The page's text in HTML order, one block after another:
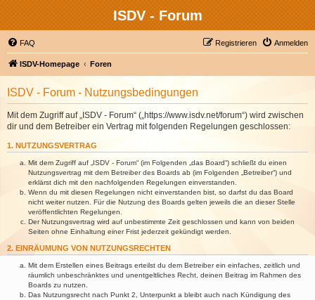
ISDV - Forum
FAQ Anmelden
Registrieren
ISDV-Homepage Foren
ISDV - Forum - Nutzungsbedingungen
Mit dem Zugriff auf „ISDV - Forum“ („https://www.isdv.net/forum“) wird zwischen
dir und dem Betreiber ein Vertrag mit folgenden Regelungen geschlossen:
1. NUTZUNGSVERTRAG
Mit dem Zugriff auf „ISDV - Forum“ (im Folgenden „das Board“) schließt du einen
Nutzungsvertrag mit dem Betreiber des Boards ab (im Folgenden „Betreiber“) und
erklärst dich mit den nachfolgenden Regelungen einverstanden.
Wenn du mit diesen Regelungen nicht einverstanden bist, so darfst du das Board
nicht weiter nutzen. Für die Nutzung des Boards gelten jeweils die an dieser Stelle
veröffentlichten Regelungen.
Der Nutzungsvertrag wird auf unbestimmte Zeit geschlossen und kann von beiden
Seiten ohne Einhaltung einer Frist jederzeit gekündigt werden.
2. EINRÄUMUNG VON NUTZUNGSRECHTEN
Mit dem Erstellen eines Beitrags erteilst du dem Betreiber ein einfaches, zeitlich und
räumlich unbeschränktes und unentgeltliches Recht, deinen Beitrag im Rahmen des
Boards zu nutzen.
Das Nutzungsrecht nach Punkt 2, Unterpunkt a bleibt auch nach Kündigung des